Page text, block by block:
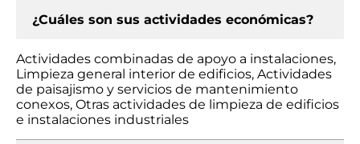
¿Cuáles son sus actividades económicas?
Actividades combinadas de apoyo a instalaciones,
Limpieza general interior de edificios, Actividades
de paisajismo y servicios de mantenimiento
conexos, Otras actividades de limpieza de edificios
e instalaciones industriales